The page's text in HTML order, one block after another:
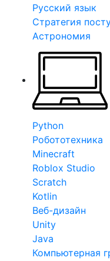
Русский язык
Стратегия
Астрономия
Python
Робототехника
Minecraft
Roblox Studio
Scratch
Kotlin
Веб-дизайн
Unity
Java
Компьютерная